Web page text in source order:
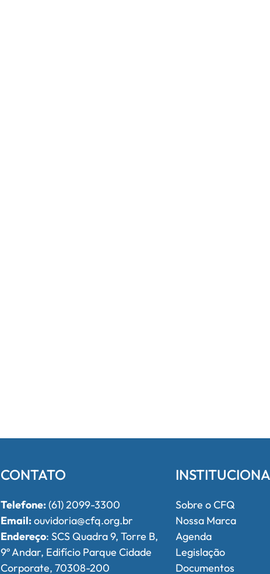
CONTATO
Telefone:(61) 2099-3300
Email:ouvidoria@cfq.org.br
Endereço: SCS Quadra 9, Torre B,
9º Andar, Edifício Parque Cidade
Corporate, 70308-200
Sobre o CFQ
Nossa Marca
Agenda
Legislação
Documentos